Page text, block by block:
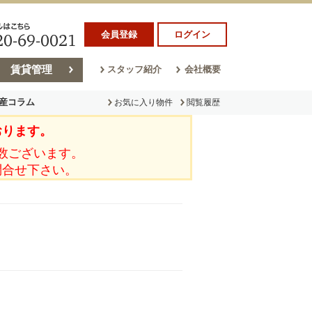
会員登録 ログイン
賃貸管理 スタッフ紹介 会社概要
コラム
ム
お気に入り物件 閲覧履歴
ます。
ざいます。
せ下さい。